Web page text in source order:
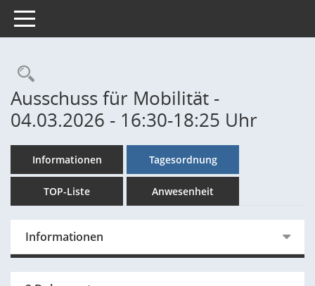
Toggle navigation
Rechercheauswahl
Ausschuss für Mobilität -
04.03.2026 - 16:30-18:25 Uhr
Informationen Tagesordnung
TOP-Liste Anwesenheit
Informationen